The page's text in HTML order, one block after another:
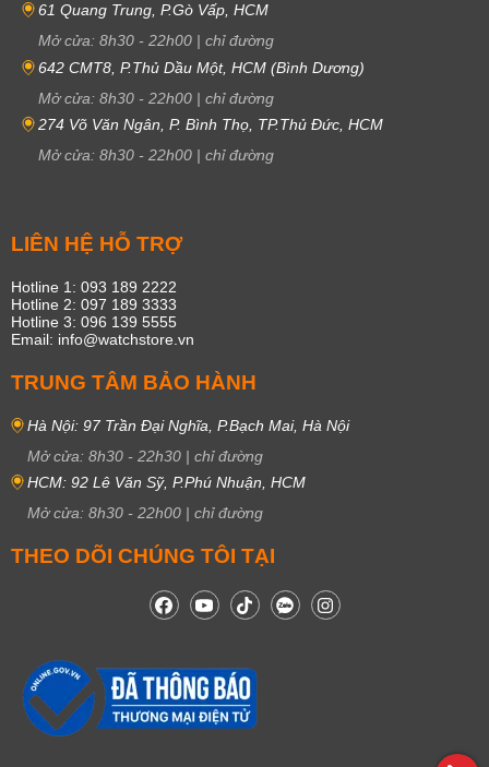
61 Quang Trung, P.Gò Vấp, HCM
Mở cửa: 8h30 - 22h00 | chỉ đường
642 CMT8, P.Thủ Dầu Một, HCM (Bình Dương)
Mở cửa: 8h30 - 22h00 | chỉ đường
274 Võ Văn Ngân, P. Bình Thọ, TP.Thủ Đức, HCM
Mở cửa: 8h30 - 22h00 | chỉ đường
LIÊN HỆ HỖ TRỢ
Hotline 1: 093 189 2222
Hotline 2: 097 189 3333
Hotline 3: 096 139 5555
Email: info@watchstore.vn
TRUNG TÂM BẢO HÀNH
Hà Nội: 97 Trần Đại Nghĩa, P.Bạch Mai, Hà Nội
Mở cửa: 8h30 - 22h30 | chỉ đường
HCM: 92 Lê Văn Sỹ, P.Phú Nhuận, HCM
Mở cửa: 8h30 - 22h00 | chỉ đường
THEO DÕI CHÚNG TÔI TẠI